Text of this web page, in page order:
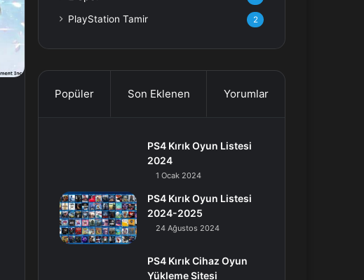
PlayStation Tamir 2
Popüler Son Eklenen Yorumlar
PS4 Kırık Oyun Listesi
2024
1 Ocak 2024
PS4 Kırık Oyun Listesi
2024-2025
24 Ağustos 2024
PS4 Kırık Cihaz Oyun
Yükleme Sitesi